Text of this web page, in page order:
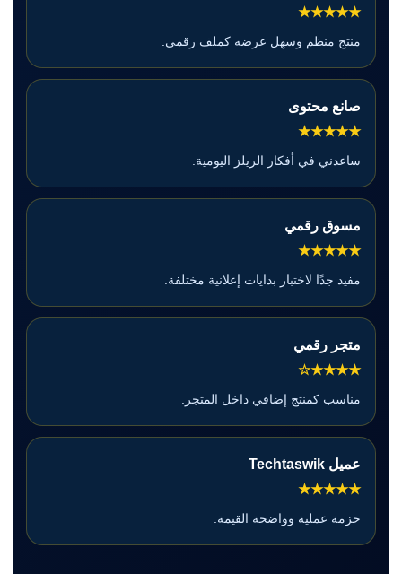
★★★★★
منتج منظم وسهل عرضه كملف رقمي.
صانع محتوى
★★★★★
ساعدني في أفكار الريلز اليومية.
مسوق رقمي
★★★★★
مفيد جدًا لاختبار بدايات إعلانية مختلفة.
متجر رقمي
★★★★☆
مناسب كمنتج إضافي داخل المتجر.
عميل Techtaswik
★★★★★
حزمة عملية وواضحة القيمة.